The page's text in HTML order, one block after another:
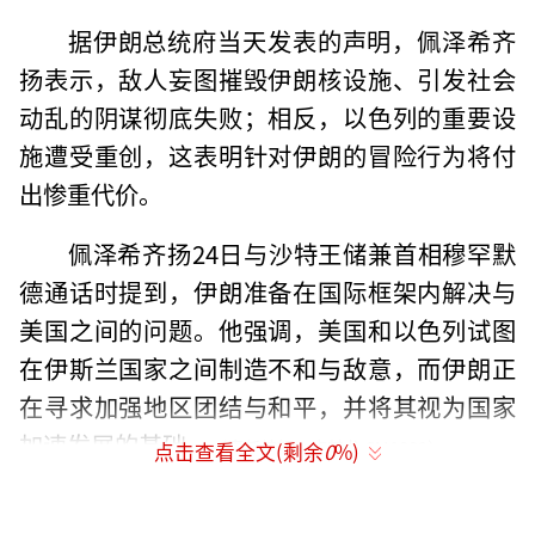
据伊朗总统府当天发表的声明，佩泽希齐
扬表示，敌人妄图摧毁伊朗核设施、引发社会
动乱的阴谋彻底失败；相反，以色列的重要设
施遭受重创，这表明针对伊朗的冒险行为将付
出惨重代价。
佩泽希齐扬24日与沙特王储兼首相穆罕默
德通话时提到，伊朗准备在国际框架内解决与
美国之间的问题。他强调，美国和以色列试图
在伊斯兰国家之间制造不和与敌意，而伊朗正
在寻求加强地区团结与和平，并将其视为国家
加速发展的基础。（责任编辑：卢其龙 CM0882）
点击查看全文(剩余0%)